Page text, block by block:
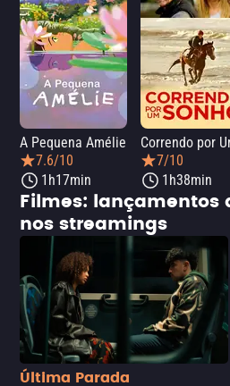
A Pequena Amélie
7.6/10
1h17min
7/10
1h38min
Filmes: lançamentos
nos streamings
Última Parada